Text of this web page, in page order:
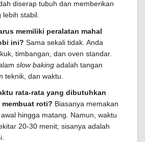
diserap tubuh dan memberikan
stabil.
memiliki peralatan mahal
ini? Sama sekali tidak. Anda
timbangan, dan oven standar.
slow baking adalah tangan
teknik, dan waktu.
rata-rata yang dibutuhkan
roti? Biasanya memakan
hingga matang. Namun, waktu
20-30 menit; sisanya adalah